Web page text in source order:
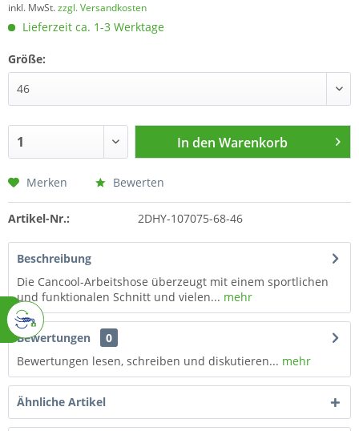
inkl. MwSt.zzgl. Versandkosten
Lieferzeit ca. 1-3 Werktage
Größe:
In den Warenkorb
Merken Bewerten
Artikel-Nr.: 2DHY-107075-68-46
Beschreibung
Die Cancool-Arbeitshose überzeugt mit einem sportlichen
und funktionalen Schnitt und vielen... mehr
Bewertungen
0
Bewertungen lesen, schreiben und diskutieren... mehr
Ähnliche Artikel